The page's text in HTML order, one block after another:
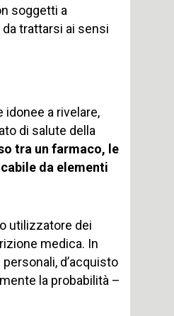
soggetti a
trattarsi ai sensi
a rivelare,
di salute della
tra un farmaco, le
da elementi
utilizzatore dei
medica. In
d’acquisto
la probabilità –